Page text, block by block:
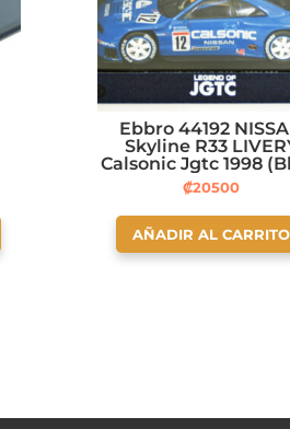
Ebbro 44192
Skyline R33
Calsonic Jgtc 1998
143 Scale
₡20500
AÑADIR AL CARRITO